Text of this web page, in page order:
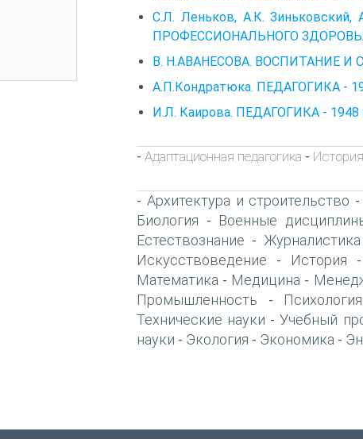
С.Л. Леньков, А.К.
ПРОФЕССИОНАЛЬНОГО
В. Н.АВАНЕСОВА. ВОСПИТАНИЕ И
А.П.Кондратюка. ПЕДАГОГИКА -
И.Л. Каирова. ПЕДАГОГИКА - 1948
- Адаптационная педагогика -
- Архитектура и строительство -
Биология - Военные
Естествознание -
Искусствоведение - История -
Математика - Медицина -
Промышленность - Психология
Технические науки -Учебный
науки - Экология - Экономика -